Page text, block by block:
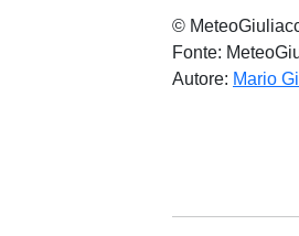
©
Fonte:
Autore: Mario